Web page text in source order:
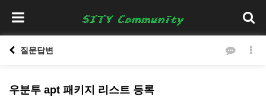
질문답변
우분투 apt 패키지 리스트 등록